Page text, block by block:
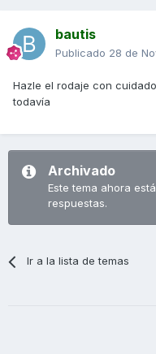
bautis
Publicado 28 de
Hazle el rodaje con
todavía
Archivado
Este tema ahora
respuestas.
Ir a la lista de temas